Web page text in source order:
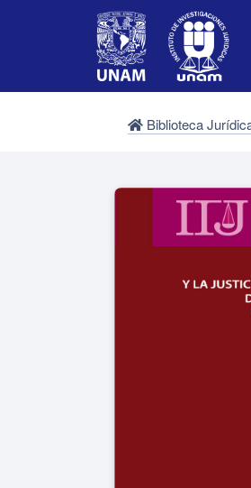
Biblioteca